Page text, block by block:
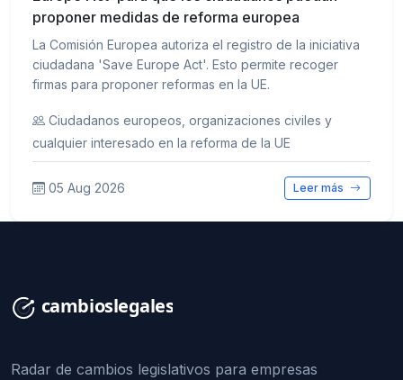
proponer medidas de reforma europea
La Comisión Europea autoriza el registro de la iniciativa
ciudadana 'Save Europe Act'. Esto permite recoger
firmas para proponer reformas en la UE.
Ciudadanos europeos, organizaciones civiles y
cualquier interesado en la reforma de la UE
05 Aug 2026 Leer más
Radar de cambios legislativos para empresas